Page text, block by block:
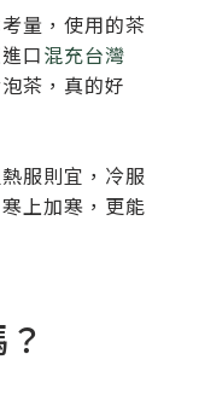
量，使用的茶
口混充台灣
茶，真的好
服則宜，冷服
上加寒，更能